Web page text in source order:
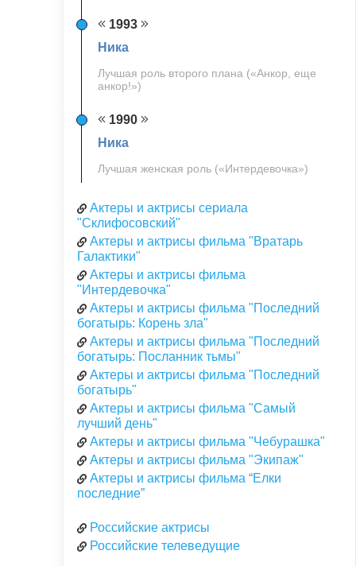
1993
Ника
Лучшая роль второго плана («Анкор, еще
анкор!»)
1990
Ника
Лучшая женская роль («Интердевочка»)
Актеры и актрисы сериала
"Склифосовский"
Актеры и актрисы фильма "Вратарь
Галактики"
Актеры и актрисы фильма
"Интердевочка"
Актеры и актрисы фильма "Последний
богатырь: Корень зла"
Актеры и актрисы фильма "Последний
богатырь: Посланник тьмы"
Актеры и актрисы фильма "Последний
богатырь"
Актеры и актрисы фильма "Самый
лучший день"
Актеры и актрисы фильма "Чебурашка"
Актеры и актрисы фильма "Экипаж"
Актеры и актрисы фильма “Елки
последние”
Российские актрисы
Российские телеведущие